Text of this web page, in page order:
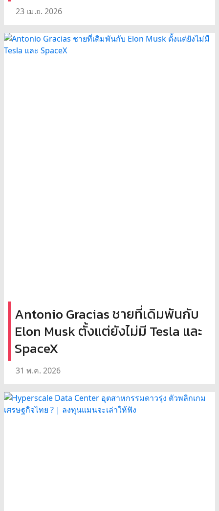
23 เม.ย. 2026
Antonio Gracias ชายที่เดิมพันกับ
Elon Musk ตั้งแต่ยังไม่มี Tesla และ
SpaceX
31 พ.ค. 2026